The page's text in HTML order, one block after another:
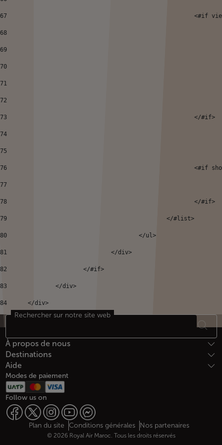
67
68
69
70
71
72
73
							</#if>
74
75
76
77
78
							</#if>
79
80
					</ul>
81
				</div>
82
			</#if>
83
		</div>
84
	</div>
Bas de page Plan du site
Rechercher sur notre site web
À propos de nous
Destinations
Aide
Modes de paiement
Follow us on
Web map links
$Title.getData()
Plan du site Conditions générales Nos partenaires
© 2026 Royal Air Maroc. Tous les droits réservés